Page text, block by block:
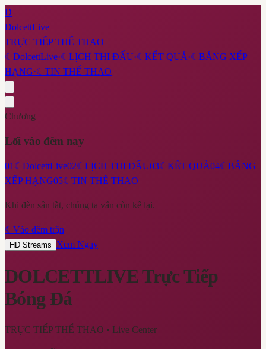
D
DolcettLive
TRỰC TIẾP THỂ THAO
☾ DolcettLive·☾ LỊCH THI ĐẤU·☾ KẾT QUẢ ·☾ BẢNG XẾP
HẠNG·☾ TIN THỂ THAO
Chương
Lối vào đêm nay
01☾ DolcettLive02☾ LỊCH THI ĐẤU03☾ KẾT QUẢ04☾ BẢNG
XẾP HẠNG05☾ TIN THỂ THAO
Khi đèn sân tắt, chúng ta vẫn còn kể lại.
☾ Vào đêm trận
HD Streams Xem Ngay
DOLCETTLIVETrực Tiếp
Bóng Đá
TRỰC TIẾP THỂ THAO • Live Center